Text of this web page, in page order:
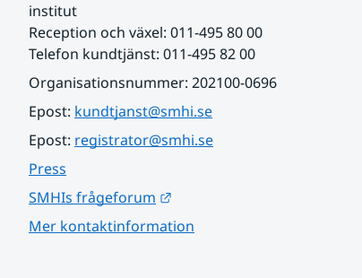
institut
Reception och växel: 011-495 80 00
Telefon kundtjänst: 011-495 82 00
Organisationsnummer: 202100-0696
Epost: kundtjanst@smhi.se
Epost: registrator@smhi.se
Press
SMHIs frågeforum
Mer kontaktinformation